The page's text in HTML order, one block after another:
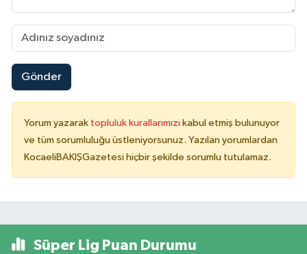
Gönder
Yorum yazarak topluluk kurallarımızı kabul etmiş bulunuyor
ve tüm sorumluluğu üstleniyorsunuz. Yazılan yorumlardan
KocaeliBAKIŞGazetesi hiçbir şekilde sorumlu tutulamaz.
Süper Lig Puan Durumu